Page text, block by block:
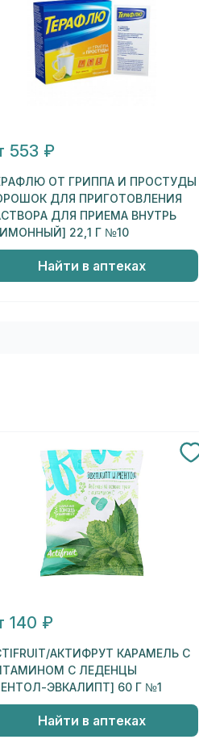
553 ₽
ОТ ГРИППА И ПРОСТУДЫ
ДЛЯ ПРИГОТОВЛЕНИЯ
ДЛЯ ПРИЕМА ВНУТРЬ
22,1 Г №10
Найти в аптеках
140 ₽
АКТИФРУТ КАРАМЕЛЬ С
С ЛЕДЕНЦЫ
ЭВКАЛИПТ] 60 Г №1
Найти в аптеках